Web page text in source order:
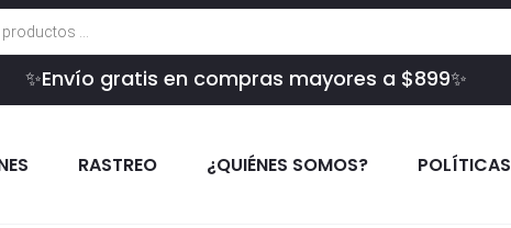
✨Envío gratis en compras mayores a $899✨
RASTREO ¿QUIÉNES SOMOS? POLÍTICAS